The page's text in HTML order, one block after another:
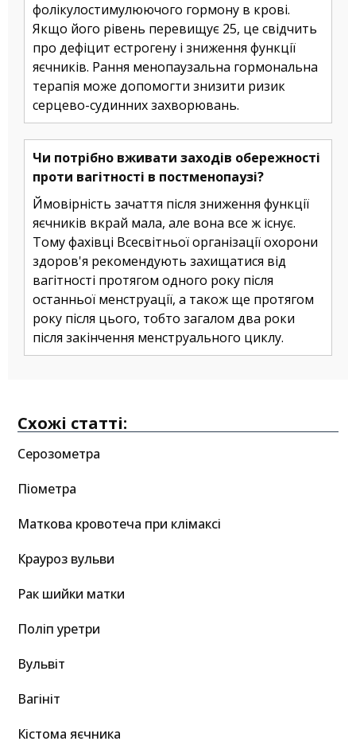
фолікулостимулюючого гормону в крові.
Якщо його рівень перевищує 25, це свідчить
про дефіцит естрогену і зниження функції
яєчників. Рання менопаузальна гормональна
терапія може допомогти знизити ризик
серцево-судинних захворювань.
Чи потрібно вживати заходів обережності
проти вагітності в постменопаузі?
Ймовірність зачаття після зниження функції
яєчників вкрай мала, але вона все ж існує.
Тому фахівці Всесвітньої організації охорони
здоров'я рекомендують захищатися від
вагітності протягом одного року після
останньої менструації, а також ще протягом
року після цього, тобто загалом два роки
після закінчення менструального циклу.
Схожі статті:
Серозометра
Піометра
Маткова кровотеча при клімаксі
Крауроз вульви
Рак шийки матки
Поліп уретри
Вульвіт
Вагініт
Кістома яєчника